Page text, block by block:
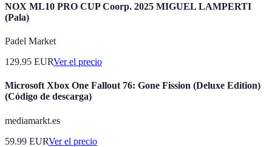
NOX ML10 PRO CUP Coorp. 2025 MIGUEL LAMPERTI
(Pala)
Padel Market
129.95 EURVer el precio
Microsoft Xbox One Fallout 76: Gone Fission (Deluxe Edition)
(Código de descarga)
mediamarkt.es
59.99 EURVer el precio